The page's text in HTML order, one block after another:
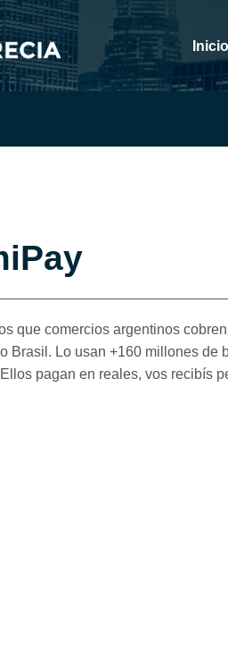
Inicio
que comercios argentinos
Brasil. Lo usan +160 millones de
pagan en reales, vos recibís